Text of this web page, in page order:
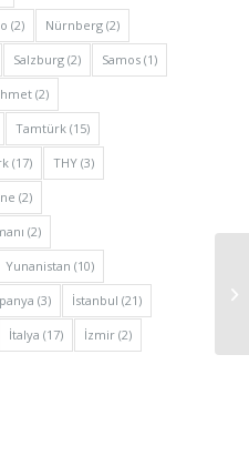
(2) Nürnberg (2)
Salzburg (2) Samos (1)
(2)
Tamtürk (15)
(17) THY (3)
(2)
(2)
Yunanistan (10)
(3) İstanbul (21)
İtalya (17) İzmir (2)